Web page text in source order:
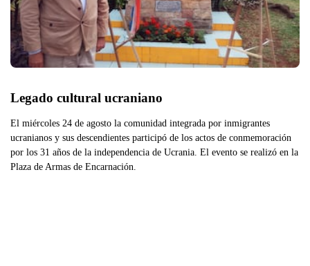
Legado cultural ucraniano
El miércoles 24 de agosto la comunidad integrada por inmigrantes
ucranianos y sus descendientes participó de los actos de conmemoración
por los 31 años de la independencia de Ucrania. El evento se realizó en la
Plaza de Armas de Encarnación.